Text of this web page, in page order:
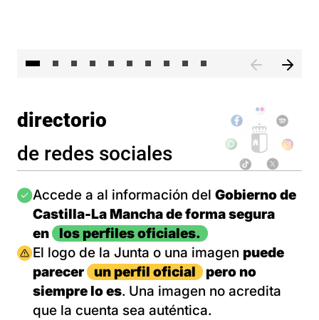
directorio
de redes sociales
Imagen
Accede a al información del Gobierno de
Castilla-La Mancha de forma segura
en
los perfiles oficiales.
Imagen
El logo de la Junta o una imagen puede
parecer
un perfil oficial
pero no
siempre lo es. Una imagen no acredita
que la cuenta sea auténtica.